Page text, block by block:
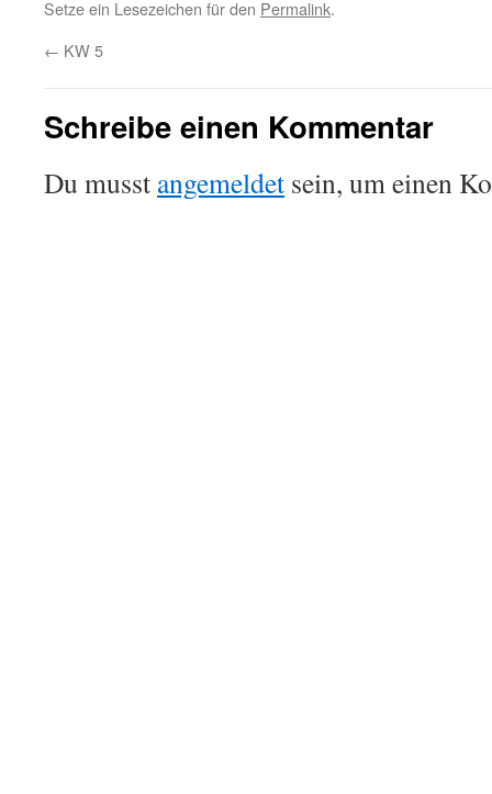
Setze ein Lesezeichen für den Permalink.
← KW 5
Schreibe einen Kommentar
Du musst angemeldet sein, um einen